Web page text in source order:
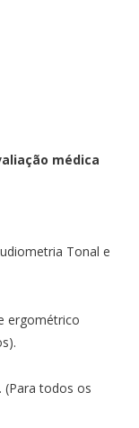
médica
Tonal e
ergométrico
(Para todos os